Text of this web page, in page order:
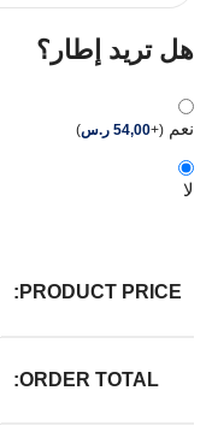
هل تريد إطار؟
نعم (
+
54,00 ر.س)
لا
PRODUCT PRICE:
ORDER TOTAL: